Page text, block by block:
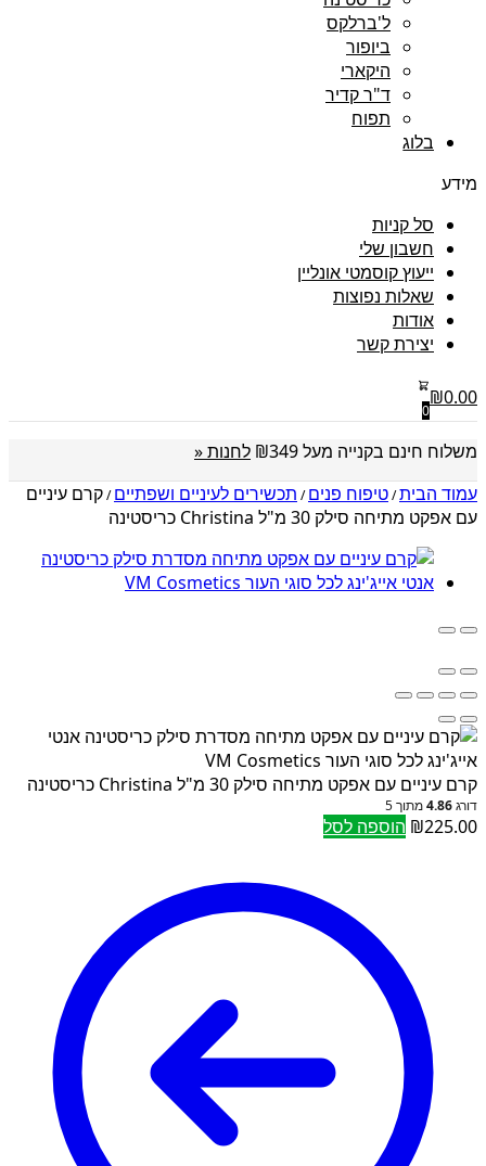
ל'ברלקס
ביופור
היקארי
ד"ר קדיר
תפוח
בלוג
מידע
סל קניות
חשבון שלי
ייעוץ קוסמטי אונליין
שאלות נפוצות
אודות
יצירת קשר
₪0.00
0
משלוח חינם בקנייה מעל ₪349
לחנות «
עמוד הבית/טיפוח פנים/ תכשירים לעיניים ושפתיים/קרם עיניים
עם אפקט מתיחה סילק 30 מ"ל Christina כריסטינה
קרם עיניים עם אפקט מתיחה סילק 30 מ"ל Christina כריסטינה
דורג4.86מתוך 5
₪225.00 הוספה לסל